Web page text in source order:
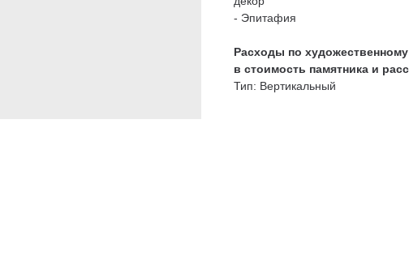
- Эпитафия
Расходы по
в стоимость памятника и
Тип: Вертикальный